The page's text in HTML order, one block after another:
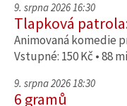
9. srpna 2026 16:30
Tlapková
Animovaná komedie
Vstupné: 150 Kč • 88
9. srpna 2026 18:30
6 gramů